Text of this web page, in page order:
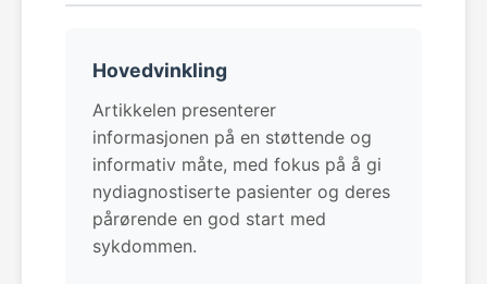
Hovedvinkling
Artikkelen presenterer
informasjonen på en støttende og
informativ måte, med fokus på å gi
nydiagnostiserte pasienter og deres
pårørende en god start med
sykdommen.